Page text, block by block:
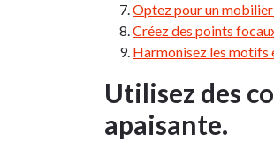
Optez pour un
Créez des points
Harmonisez les motifs
Utilisez des
apaisante.